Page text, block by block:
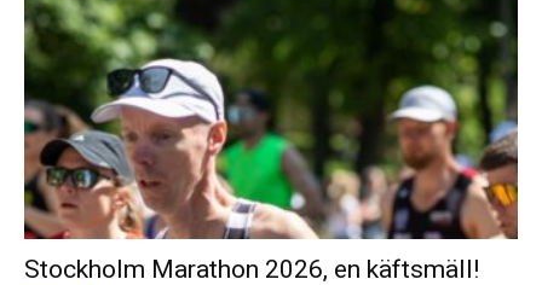
Stockholm Marathon 2026, en käftsmäll!